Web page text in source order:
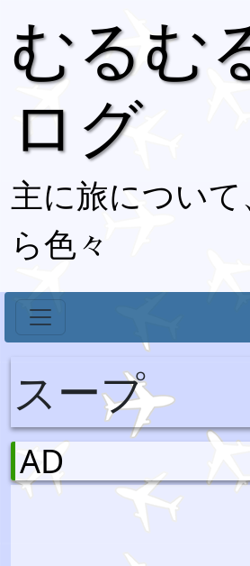
むるむ
ログ
主に旅につい
ら色々
スープ
AD